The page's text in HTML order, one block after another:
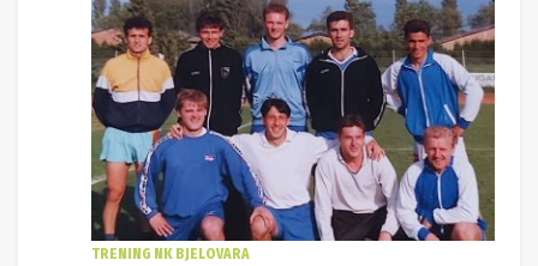
TRENING NK BJELOVARA